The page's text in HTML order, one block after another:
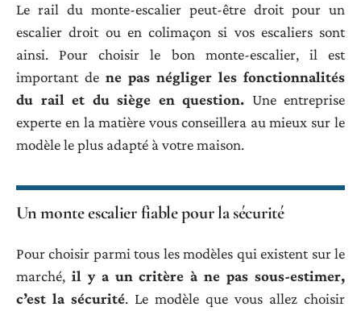
Le rail du monte-escalier peut-être droit pour un
escalier droit ou en colimaçon si vos escaliers sont
ainsi. Pour choisir le bon monte-escalier, il est
important de ne pas négliger les fonctionnalités
du rail et du siège en question. Une entreprise
experte en la matière vous conseillera au mieux sur le
modèle le plus adapté à votre maison.
Un monte escalier fiable pour la sécurité
Pour choisir parmi tous les modèles qui existent sur le
marché, il y a un critère à ne pas sous-estimer,
c’est la sécurité. Le modèle que vous allez choisir